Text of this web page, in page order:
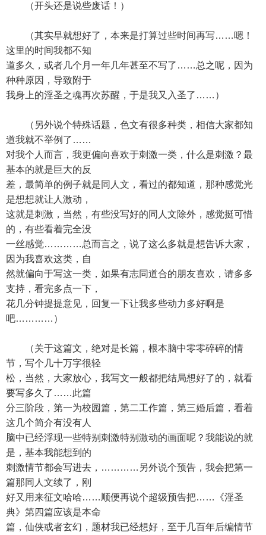
（开头还是说些废话！）
（其实早就想好了，本来是打算过些时间再写……嗯！
这里的时间我都不知
道多久，或者几个月一年几年甚至不写了……总之呢，因为
种种原因，导致附于
我身上的淫圣之魂再次苏醒，于是我又入圣了……）
（另外说个特殊话题，色文有很多种类，相信大家都知
道我就不举例了……
对我个人而言，我更偏向喜欢于刺激一类，什么是刺激？最
基本的就是巨大的反
差，最简单的例子就是同人文，看过的都知道，那种感觉光
是想想就让人激动，
这就是刺激，当然，有些没写好的同人文除外，感觉挺可惜
的，有些看着完全没
一丝感觉…………总而言之，说了这么多就是想告诉大家，
因为我喜欢这类，自
然就偏向于写这一类，如果有志同道合的朋友喜欢，请多多
支持，看完多点一下，
花几分钟提提意见，回复一下让我多些动力多好啊是
吧…………）
（关于这篇文，绝对是长篇，根本脑中零零碎碎的情
节，写个几十万字很轻
松，当然，大家放心，我写文一般都把结局想好了的，就看
要写多久了……此篇
分三阶段，第一为校园篇，第二工作篇，第三婚后篇，看着
这几个简介有没有人
脑中已经浮现一些特别刺激特别激动的画面呢？我能说的就
是，基本我能想到的
刺激情节都会写进去，…………另外说个预告，我会把第一
篇那同人文续了，刚
好又用来征文哈哈……顺便再说个超级预告把……《淫圣
典》第四篇应该是本命
篇，仙侠或者玄幻，题材我已经想好，至于几百年后编情节